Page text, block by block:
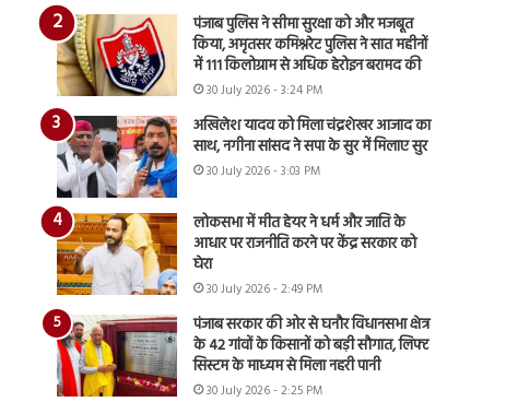
पंजाब पुलिस ने सीमा सुरक्षा को और मजबूत
किया, अमृतसर कमिश्नरेट पुलिस ने सात महीनों
में 111 किलोग्राम से अधिक हेरोइन बरामद की
30 July 2026 - 3:24 PM
अखिलेश यादव को मिला चंद्रशेखर आजाद का
साथ, नगीना सांसद ने सपा के सुर में मिलाए सुर
30 July 2026 - 3:03 PM
लोकसभा में मीत हेयर ने धर्म और जाति के
आधार पर राजनीति करने पर केंद्र सरकार को
घेरा
30 July 2026 - 2:49 PM
पंजाब सरकार की ओर से घनौर विधानसभा क्षेत्र
के 42 गांवों के किसानों को बड़ी सौगात, लिफ्ट
सिस्टम के माध्यम से मिला नहरी पानी
30 July 2026 - 2:25 PM